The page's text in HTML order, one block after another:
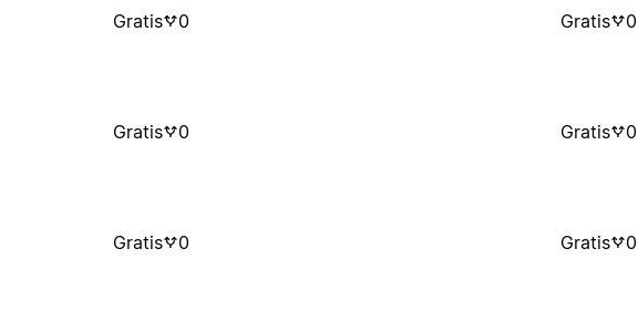
Gratis 0 Gratis 0
Gratis 0 Gratis 0
Gratis 0 Gratis 0